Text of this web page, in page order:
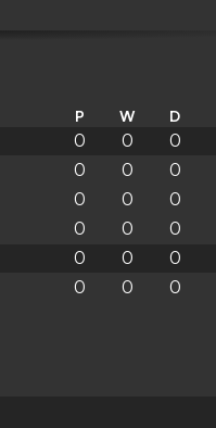
P W D
0 0 0
0 0 0
0 0 0
0 0 0
0 0 0
0 0 0